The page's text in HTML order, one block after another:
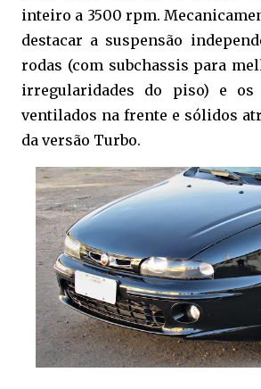
inteiro a 3500 rpm.
destacar a suspensão
rodas (com subchassis para
irregularidades do piso) e
ventilados na frente e sólidos
da versão Turbo.